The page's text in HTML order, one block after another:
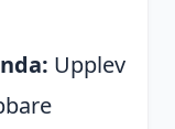
Upplev